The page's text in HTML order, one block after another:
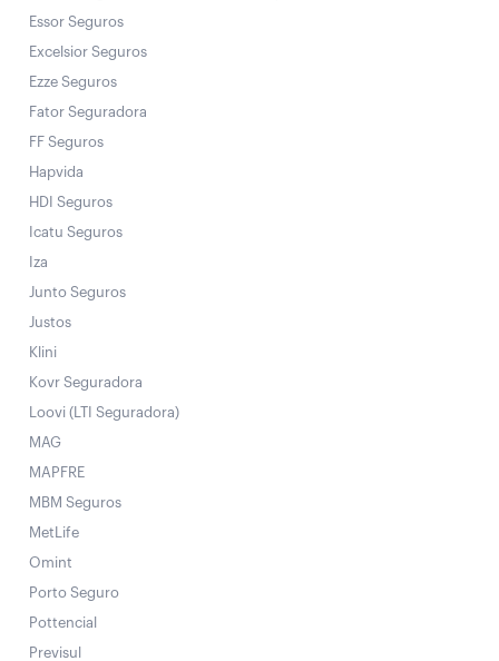
Essor Seguros
Excelsior Seguros
Ezze Seguros
Fator Seguradora
FF Seguros
Hapvida
HDI Seguros
Icatu Seguros
Iza
Junto Seguros
Justos
Klini
Kovr Seguradora
Loovi (LTI Seguradora)
MAG
MAPFRE
MBM Seguros
MetLife
Omint
Porto Seguro
Pottencial
Previsul